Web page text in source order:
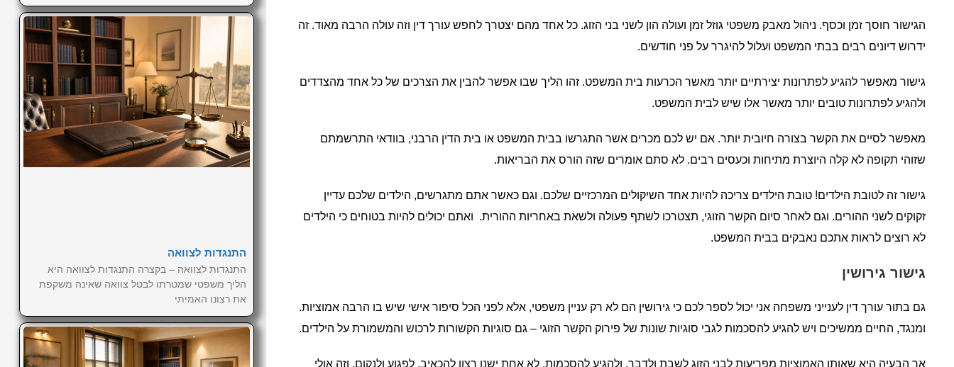
הגישור חוסך זמן וכסף. ניהול מאבק משפטי גוזל זמן ועולה הון לשני בני הזוג. כל אחד מהם יצטרך לחפש עורך דין וזה עולה הרבה מאוד. זה
ידרוש דיונים רבים בבתי המשפט ועלול להיגרר על פני חודשים.
גישור מאפשר להגיע לפתרונות יצירתיים יותר מאשר הכרעות בית המשפט. זהו הליך שבו אפשר להבין את הצרכים של כל אחד מהצדדים
ולהגיע לפתרונות טובים יותר מאשר אלו שיש לבית המשפט.
מאפשר לסיים את הקשר בצורה חיובית יותר. אם יש לכם מכרים אשר התגרשו בבית המשפט או בית הדין הרבני, בוודאי התרשמתם
שזוהי תקופה לא קלה היוצרת מתיחות וכעסים רבים. לא סתם אומרים שזה הורס את הבריאות.
גישור זה לטובת הילדים! טובת הילדים צריכה להיות אחד השיקולים המרכזיים שלכם. וגם כאשר אתם מתגרשים, הילדים שלכם עדיין
זקוקים לשני ההורים. וגם לאחר סיום הקשר הזוגי, תצטרכו לשתף פעולה ולשאת באחריות ההורית. ואתם יכולים להיות בטוחים כי הילדים
לא רוצים לראות אתכם נאבקים בבית המשפט.
גישור גירושין
גם בתור עורך דין לענייני משפחה אני יכול לספר לכם כי גירושין הם לא רק עניין משפטי, אלא לפני הכל סיפור אישי שיש בו הרבה אמוציות.
ומנגד, החיים ממשיכים ויש להגיע להסכמות לגבי סוגיות שונות של פירוק הקשר הזוגי – גם סוגיות הקשורות לרכוש והמשמורת על הילדים.
אך הבעיה היא שאותן האמוציות מפריעות לבני הזוג לשבת ולדבר, ולהגיע להסכמות. לא אחת ישנו רצון להכאיב, לפגוע ולנקום. וזה אולי
התנגדות לצוואה
התנגדות לצוואה – בקצרה התנגדות לצוואה היא
הליך משפטי שמטרתו לבטל צוואה שאינה משקפת
את רצונו האמיתי